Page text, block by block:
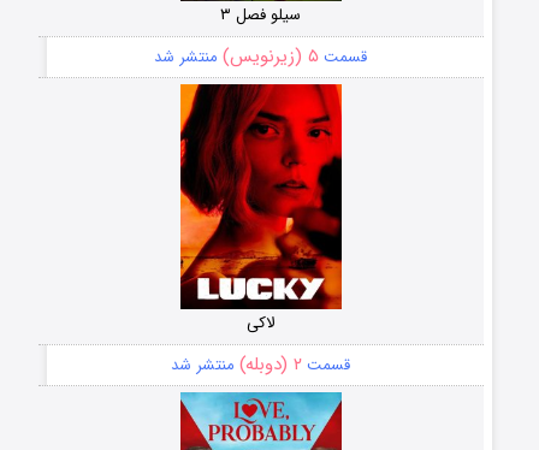
سیلو فصل ۳
قسمت ۵ (زیرنویس) منتشر شد
لاکی
قسمت ۲ (دوبله) منتشر شد